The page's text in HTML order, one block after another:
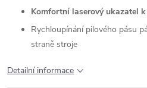
Komfortní laserový ukazatel
Rychloupínání pilového pásu
straně stroje
Detailní informace